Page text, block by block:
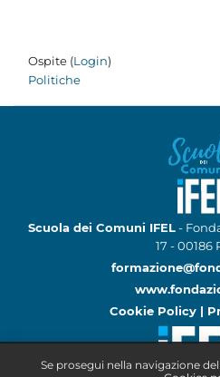
Se prosegui nella navigazione
Ospite (Login)
Politiche
Scuola dei Comuni IFEL-
17 - 00186
Cookie Policy |